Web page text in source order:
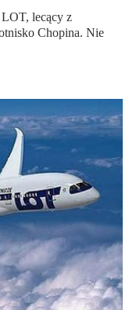
lecący z
Chopina. Nie